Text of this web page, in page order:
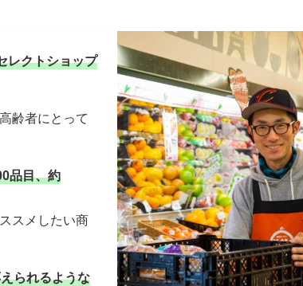
レクトショップ
齢者にとって
品目、約
スメしたい商
られるような